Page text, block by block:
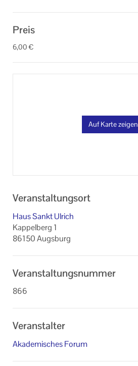
Preis
6,00 €
Auf Karte zeigen
Veranstaltungsort
Haus Sankt Ulrich
Kappelberg 1
86150 Augsburg
Veranstaltungsnummer
866
Veranstalter
Akademisches Forum